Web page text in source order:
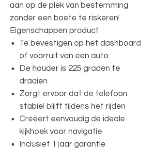
aan op de plek van bestemming
zonder een boete te riskeren!
Eigenschappen product
Te bevestigen op het dashboard
of voorruit van een auto
De houder is 225 graden te
draaien
Zorgt ervoor dat de telefoon
stabiel blijft tijdens het rijden
Creëert eenvoudig de ideale
kijkhoek voor navigatie
Inclusief 1 jaar garantie